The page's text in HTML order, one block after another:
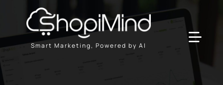
contenu
Smart Marketing, Powered by AI